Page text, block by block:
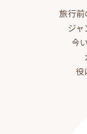
旅行前
ジャ
今
役